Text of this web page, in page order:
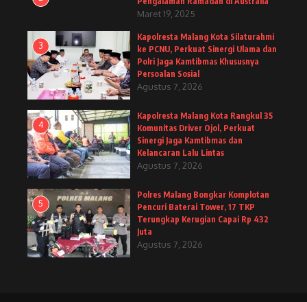
Maret 19, 2025
3
Kapolresta Malang Kota Silaturahmi
ke PCNU, Perkuat Sinergi Ulama dan
Polri Jaga Kamtibmas Khususnya
Persoalan Sosial
Agustus 7, 2026
4
Kapolresta Malang Kota Rangkul 35
Komunitas Driver Ojol, Perkuat
Sinergi Jaga Kamtibmas dan
Kelancaran Lalu Lintas
Agustus 7, 2026
5
Polres Malang Bongkar Komplotan
Pencuri Baterai Tower, 17 TKP
Terungkap Kerugian Capai Rp 432
Juta
Agustus 7, 2026